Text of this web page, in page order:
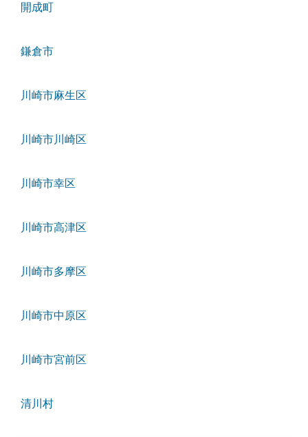
開成町
鎌倉市
川崎市麻生区
川崎市川崎区
川崎市幸区
川崎市高津区
川崎市多摩区
川崎市中原区
川崎市宮前区
清川村